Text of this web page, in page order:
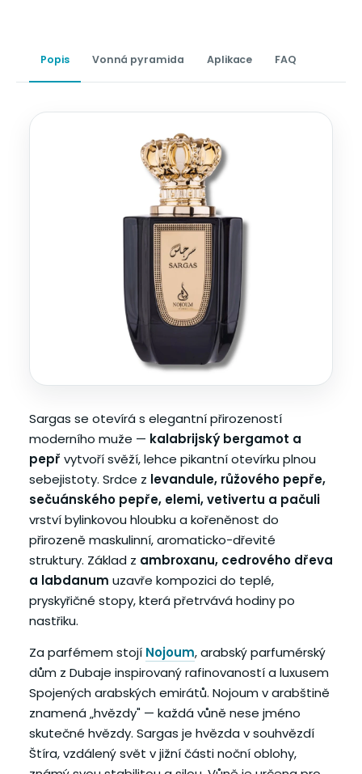
Popis Vonná pyramida Aplikace FAQ
Sargas se otevírá s elegantní přirozeností
moderního muže — kalabrijský bergamot a
pepř vytvoří svěží, lehce pikantní otevírku plnou
sebejistoty. Srdce z levandule, růžového pepře,
sečuánského pepře, elemi, vetivertu a pačuli
vrství bylinkovou hloubku a kořeněnost do
přirozeně maskulinní, aromaticko-dřevité
struktury. Základ z ambroxanu, cedrového dřeva
a labdanum uzavře kompozici do teplé,
pryskyřičné stopy, která přetrvává hodiny po
nastřiku.
Za parfémem stojí Nojoum, arabský parfumérský
dům z Dubaje inspirovaný rafinovaností a luxusem
Spojených arabských emirátů. Nojoum v arabštině
znamená „hvězdy" — každá vůně nese jméno
skutečné hvězdy. Sargas je hvězda v souhvězdí
Štíra, vzdálený svět v jižní části noční oblohy,